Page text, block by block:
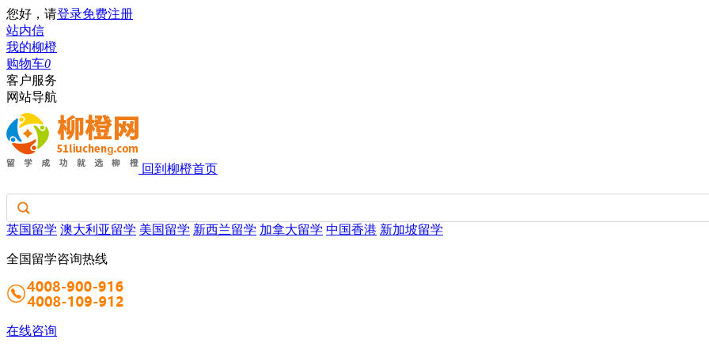
您好，请登录免费注册
站内信
我的柳橙
购物车0
客户服务
网站导航
回到柳橙首页
英国留学 澳大利亚留学 美国留学 新西兰留学 加拿大留学 中国香港 新加坡留学
全国留学咨询热线
在线咨询